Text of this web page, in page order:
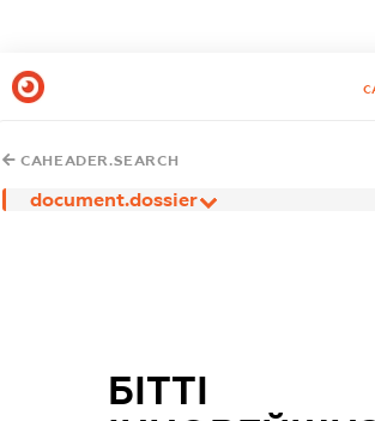
CAHEADER.SEARCH
document.dossier
БІТТІ